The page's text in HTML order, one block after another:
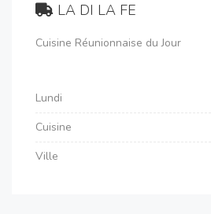
LA DI LA FE
Cuisine Réunionnaise du Jour
Lundi
Cuisine
Ville